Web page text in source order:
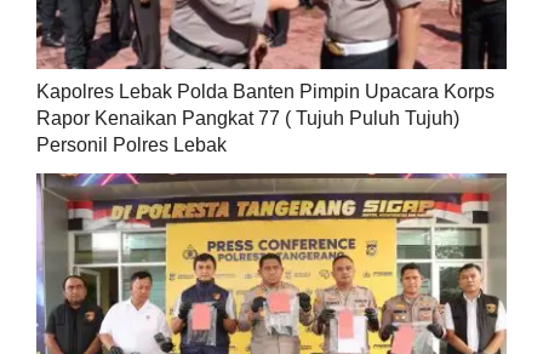
Kapolres Lebak Polda Banten Pimpin Upacara Korps
Rapor Kenaikan Pangkat 77 ( Tujuh Puluh Tujuh)
Personil Polres Lebak